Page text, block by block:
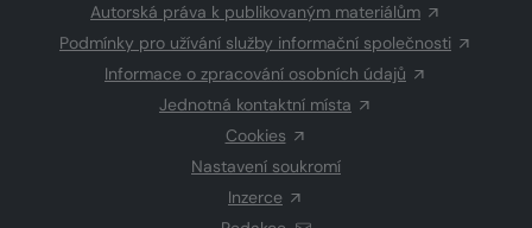
Autorská práva k publikovaným materiálům
Podmínky pro užívání služby informační společnosti
Informace o zpracování osobních údajů
Jednotná kontaktní místa
Cookies
Nastavení soukromí
Inzerce